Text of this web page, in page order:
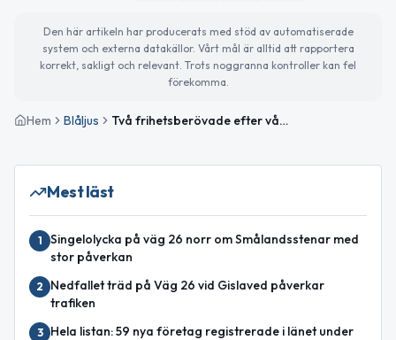
Den här artikeln har producerats med stöd av automatiserade
system och externa datakällor. Vårt mål är alltid att rapportera
korrekt, sakligt och relevant. Trots noggranna kontroller kan fel
förekomma.
Hem Blåljus Två frihetsberövade efter våg av bedrägerier mot äldre i Jönköpingstrakten
Mest läst
1
Singelolycka på väg 26 norr om Smålandsstenar med
stor påverkan
2
Nedfallet träd på Väg 26 vid Gislaved påverkar
trafiken
3
Hela listan: 59 nya företag registrerade i länet under